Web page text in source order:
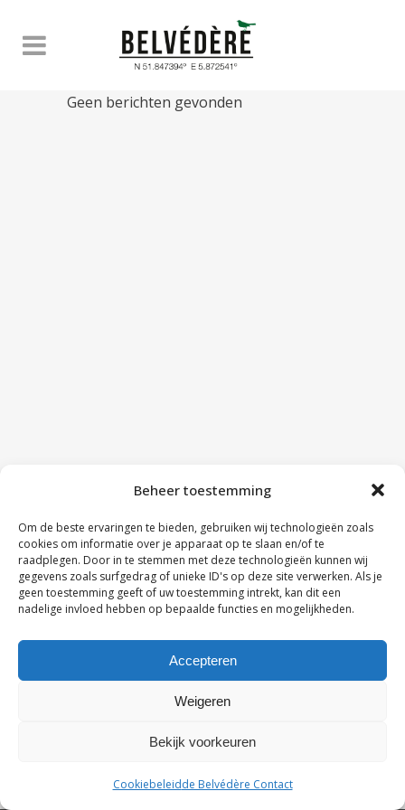
Beheer toestemming
Om de beste ervaringen te bieden, gebruiken wij technologieën zoals
cookies om informatie over je apparaat op te slaan en/of te
raadplegen. Door in te stemmen met deze technologieën kunnen wij
gegevens zoals surfgedrag of unieke ID's op deze site verwerken. Als je
geen toestemming geeft of uw toestemming intrekt, kan dit een
nadelige invloed hebben op bepaalde functies en mogelijkheden.
Accepteren
Weigeren
Bekijk voorkeuren
Cookiebeleidde Belvédère Contact
Geen berichten gevonden